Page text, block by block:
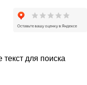
текст для поиска